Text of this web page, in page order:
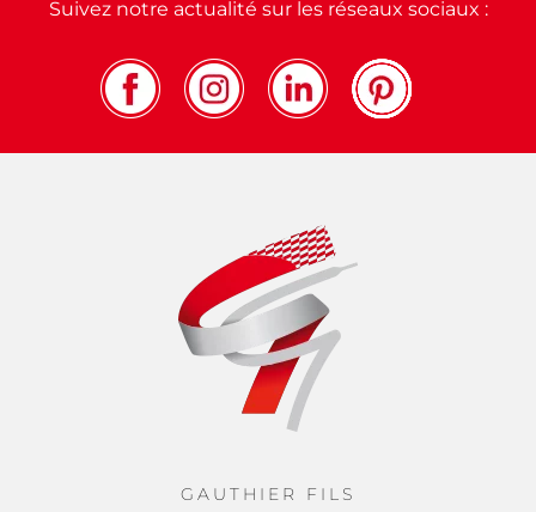
Suivez notre actualité sur les réseaux sociaux :
GAUTHIER FILS